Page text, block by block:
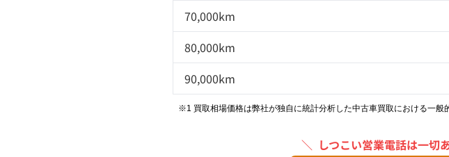
70,000km
80,000km
90,000km
※1 買取相場価格は弊社が独自に統計分析した中古車買取における一般
＼ しつこい営業電話は一切